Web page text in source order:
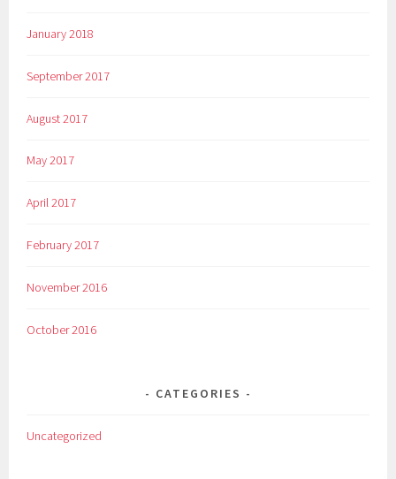
January 2018
September 2017
August 2017
May 2017
April 2017
February 2017
November 2016
October 2016
CATEGORIES
Uncategorized